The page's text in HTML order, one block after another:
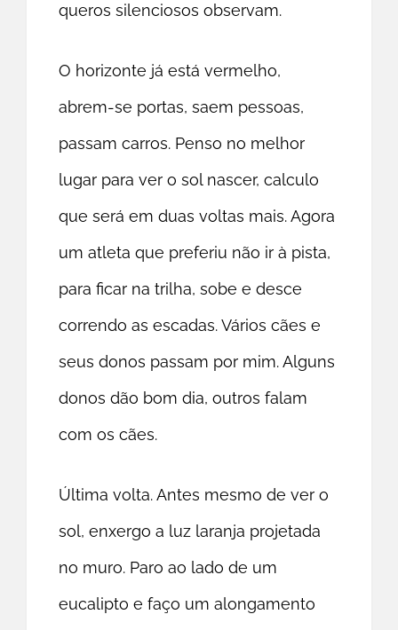
queros silenciosos observam.
O horizonte já está vermelho,
abrem-se portas, saem pessoas,
passam carros. Penso no melhor
lugar para ver o sol nascer, calculo
que será em duas voltas mais. Agora
um atleta que preferiu não ir à pista,
para ficar na trilha, sobe e desce
correndo as escadas. Vários cães e
seus donos passam por mim. Alguns
donos dão bom dia, outros falam
com os cães.
Última volta. Antes mesmo de ver o
sol, enxergo a luz laranja projetada
no muro. Paro ao lado de um
eucalipto e faço um alongamento